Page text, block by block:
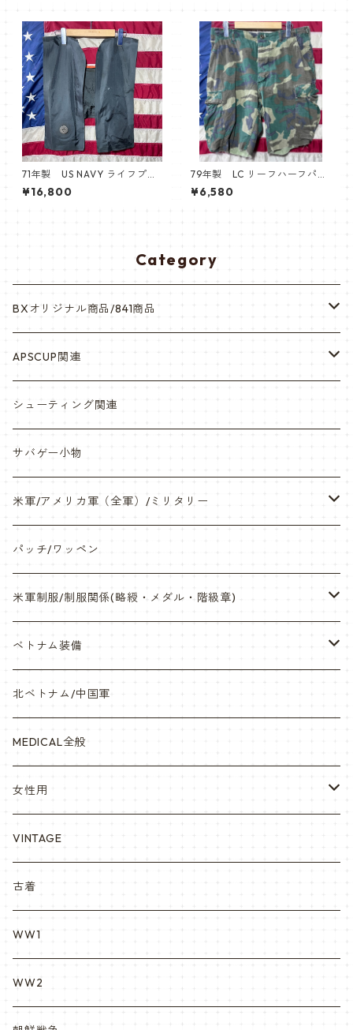
71年製 US NAVY ライフプリ
ザーバー
¥16,800
79年製 LC リーフハーフパン
ツ
¥6,580
Category
BXオリジナル商品/841商品
シール・ステッカー（UV加工）
缶バッチ
帽子・Tシャツ・エプロン
ネックレス・アクセサリー・スマホケース
サンダル・Bag
サバゲー装備品・バッテリー
オリジナルパッチ
841マスク・BDUカスタム
赤ちゃん用
YARSOC
シャークマウス
REPRO レプロ
APSCUP関連
岡崎APS部
本体・BB弾・小物類
シューティング関連
サバゲー小物
米軍/アメリカ軍（全軍）/ミリタリー
海兵隊/USMC
陸軍/USARMY
空軍/USAF
海軍/USN
宇宙軍
トレーニングウエア集
ポーラテック/POLARTEC
米軍放出品ブーツ
パッチ/ワッペン
米軍制服/制服関係(略綬・メダル・階級章)
略綬・リボンバー・メダル等
ピンズ類 階級章(ランク)・資格章等
アメリカ軍制服
ベトナム装備
サムズミリタリ屋さん
セスラー中田商店さん
EA east asia
DRAGON ドラゴン
Nyat Mil ニャットミル
カスタム KURI
VietnamEra ウエア
北ベトナム/中国軍
MEDICAL全般
女性用
ARC アメリカンレッドクロス
NURES
VINTAGE
古着
WW1
WW2